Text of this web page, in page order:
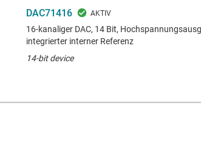
DAC71416
16-kanaliger DAC, 14 Bit,
integrierter interner Referenz
14-bit device